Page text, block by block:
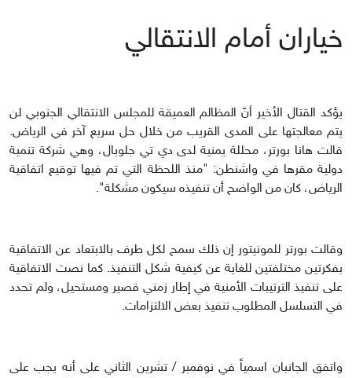
خياران أمام الانتقالي
يؤكد القتال الأخير أنّ المظالم العميقة للمجلس الانتقالي الجنوبي لن
يتم معالجتها على المدى القريب من خلال حل سريع آخر في الرياض.
قالت هانا بورتر، محللة يمنية لدى دي تي جلوبال، وهي شركة تنمية
دولية مقرها في واشنطن: "منذ اللحظة التي تم فيها توقيع اتفاقية
الرياض، كان من الواضح أن تنفيذه سيكون مشكلة".
وقالت بورتر للمونيتور إن ذلك سمح لكل طرف بالابتعاد عن الاتفاقية
بفكرتين مختلفتين للغاية عن كيفية شكل التنفيذ. كما نصت الاتفاقية
على تنفيذ الترتيبات الأمنية في إطار زمني قصير ومستحيل، ولم تحدد
في التسلسل المطلوب تنفيذ بعض الالتزامات.
واتفق الجانبان اسمياً في نوفمبر / تشرين الثاني على أنه يجب على